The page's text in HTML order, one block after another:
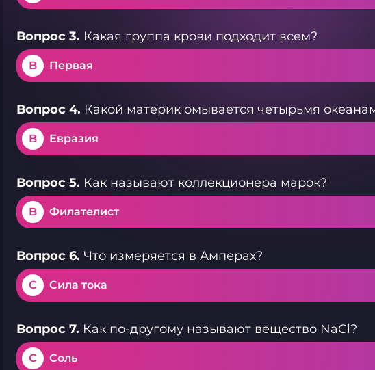
Вопрос 3. Какая группа крови подходит всем?
B Первая
Вопрос 4. Какой материк омывается четырьмя
B Евразия
Вопрос 5. Как называют коллекционера марок?
B Филателист
Вопрос 6. Что измеряется в Амперах?
C Сила тока
Вопрос 7. Как по-другому называют вещество NaCl?
C Соль